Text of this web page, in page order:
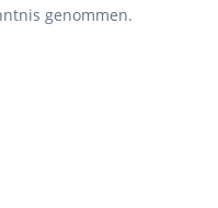
genommen.